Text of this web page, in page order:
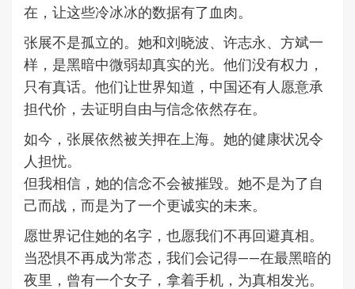
在，让这些冷冰冰的数据有了血肉。
张展不是孤立的。她和刘晓波、许志永、方斌一
样，是黑暗中微弱却真实的光。他们没有权力，
只有真话。他们让世界知道，中国还有人愿意承
担代价，去证明自由与信念依然存在。
如今，张展依然被关押在上海。她的健康状况令
人担忧。
但我相信，她的信念不会被摧毁。她不是为了自
己而战，而是为了一个更诚实的未来。
愿世界记住她的名字，也愿我们不再回避真相。
当恐惧不再成为常态，我们会记得——在最黑暗的
夜里，曾有一个女子，拿着手机，为真相发光。